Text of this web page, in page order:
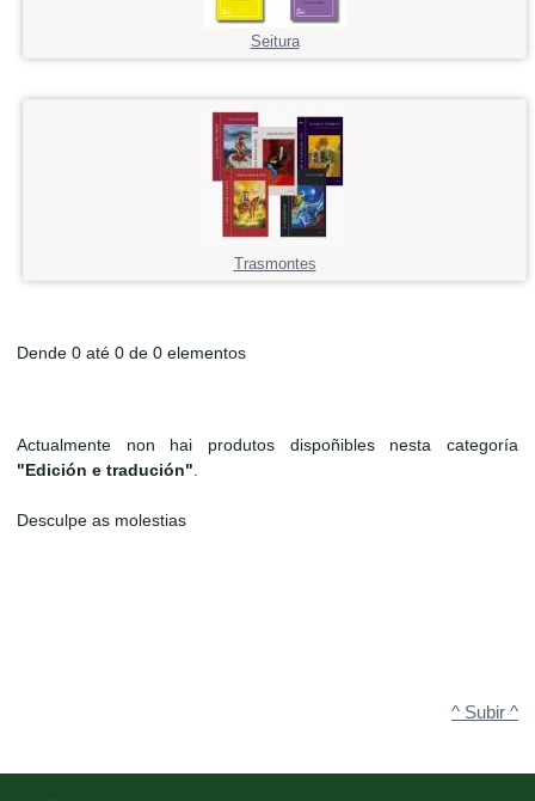
Seitura
Trasmontes
Dende 0 até 0 de 0 elementos
Actualmente non hai produtos dispoñibles nesta categoría
"Edición e tradución"
Desculpe as molestias
^ Subir ^